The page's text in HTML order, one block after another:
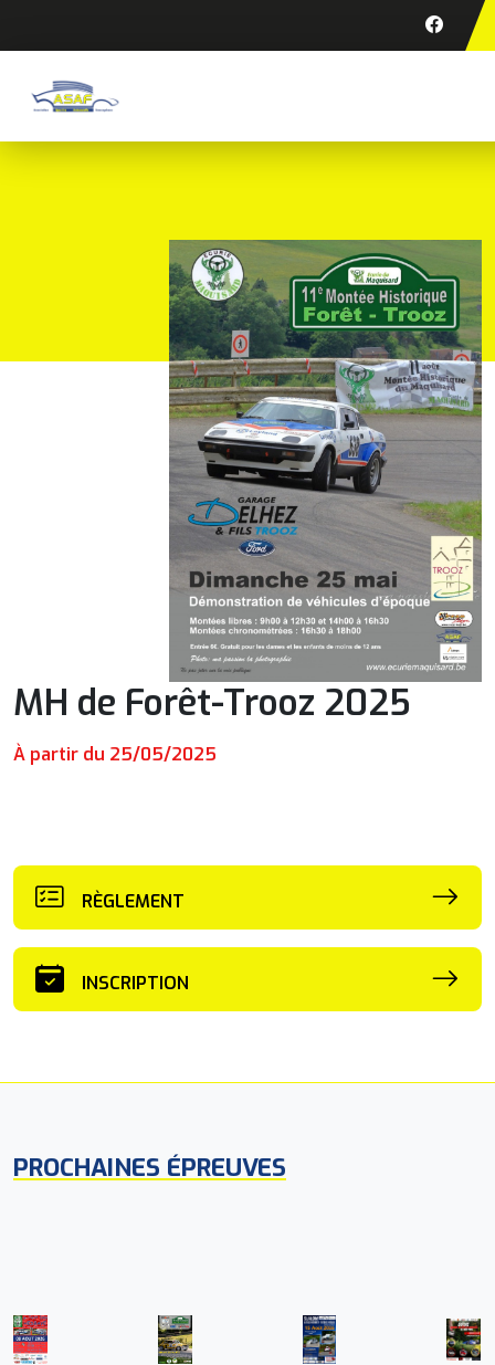
MH de Forêt-Trooz 2025
À partir du 25/05/2025
RÈGLEMENT
INSCRIPTION
PROCHAINES ÉPREUVES